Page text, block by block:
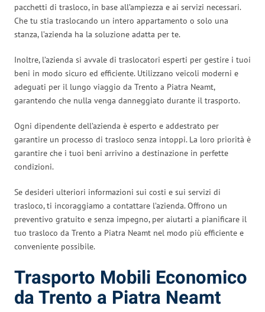
pacchetti di trasloco, in base all’ampiezza e ai servizi necessari.
Che tu stia traslocando un intero appartamento o solo una
stanza, l’azienda ha la soluzione adatta per te.
Inoltre, l’azienda si avvale di traslocatori esperti per gestire i tuoi
beni in modo sicuro ed efficiente. Utilizzano veicoli moderni e
adeguati per il lungo viaggio da Trento a Piatra Neamt,
garantendo che nulla venga danneggiato durante il trasporto.
Ogni dipendente dell’azienda è esperto e addestrato per
garantire un processo di trasloco senza intoppi. La loro priorità è
garantire che i tuoi beni arrivino a destinazione in perfette
condizioni.
Se desideri ulteriori informazioni sui costi e sui servizi di
trasloco, ti incoraggiamo a contattare l’azienda. Offrono un
preventivo gratuito e senza impegno, per aiutarti a pianificare il
tuo trasloco da Trento a Piatra Neamt nel modo più efficiente e
conveniente possibile.
Trasporto Mobili Economico
da Trento a Piatra Neamt